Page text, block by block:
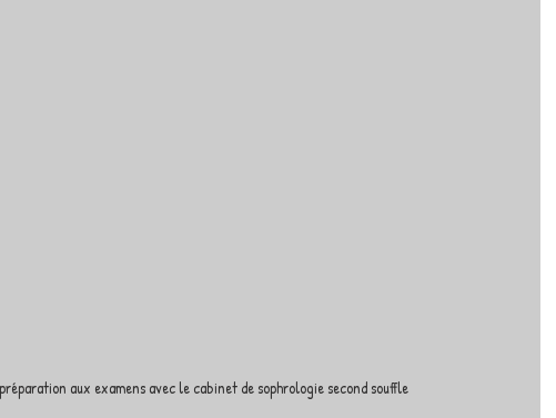
aux examens avec le cabinet de sophrologie second souffle